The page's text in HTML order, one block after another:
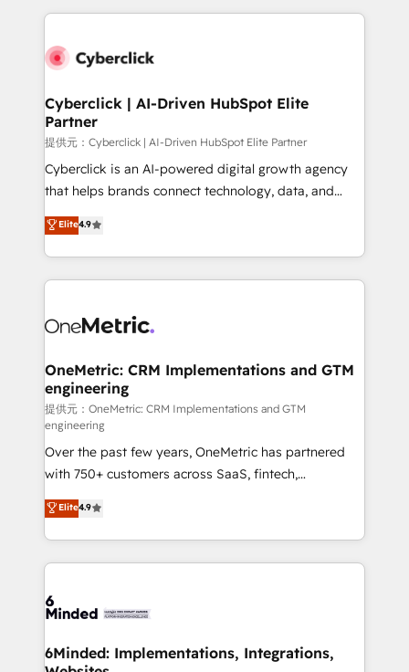
website, or build your new one.
Cyberclick | AI-Driven HubSpot Elite
Partner
提供元：Cyberclick | AI-Driven HubSpot Elite Partner
Cyberclick is an AI-powered digital growth agency
that helps brands connect technology, data, and
creativity to achieve measurable results. Founded in
Barcelona and operating across Spain, LATAM, and
the UK, we support global companies in building
smarter marketing, sales, and customer success
Iberia (Spain & Portugal), we combine human insight
growth. Our multidisciplinary team designs solutions
that simplify complexity, boost performance, and
turn innovation into real impact. 🌍 Highlights •
HubSpot Partner since 2012 • 2022 EMEA Impact
Award: Best Integration • 150+ successful HubSpot
projects • Clients in 30+ industries • Proprietary
technology for integrations • Multilingual team:
English, Spanish, Portuguese & Italian 👉 Grow
smarter with AI and HubSpot.
Elite4.9
OneMetric: CRM Implementations and GTM
engineering
提供元：OneMetric: CRM Implementations and GTM
engineering
Over the past few years, OneMetric has partnered
with 750+ customers across SaaS, fintech,
healthcare, real estate, and other industries. With
150+ HubSpot-certified experts, we deliver scalable
solutions to complex GTM and RevOps challenges.
Our Expertise 🔹 Onboarding & Implementation:
tailored to your GTM motion. 🔹 Migrations:
from other CRMs to HubSpot without data loss or
Elite4.9
6Minded: Implementations, Integrations,